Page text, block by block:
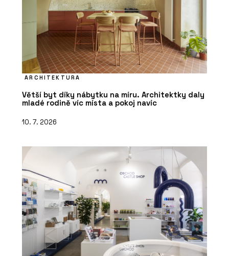
ARCHITEKTURA
Větší byt díky nábytku na míru. Architektky daly
mladé rodině víc místa a pokoj navíc
10. 7. 2026